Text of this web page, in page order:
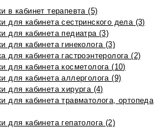
в кабинет терапевта (5)
для кабинета сестринского дела (3)
для кабинета педиатра (3)
для кабинета гинеколога (3)
для кабинета гастроэнтеролога (2)
для кабинета косметолога (10)
для кабинета аллерголога (9)
для кабинета хирурга (4)
для кабинета травматолога, ортопеда
для кабинета гепатолога (2)